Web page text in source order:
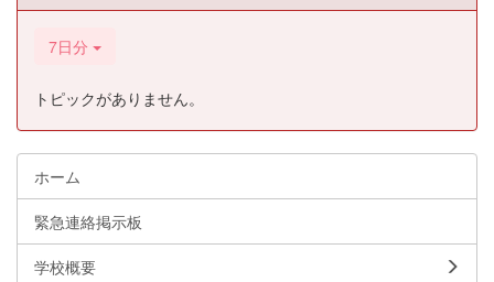
7日分
トピックがありません。
ホーム
緊急連絡掲示板
学校概要